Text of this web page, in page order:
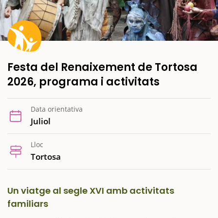
Festa del Renaixement de Tortosa
2026, programa i activitats
Data orientativa
Juliol
Lloc
Tortosa
Un viatge al segle XVI amb activitats
familiars